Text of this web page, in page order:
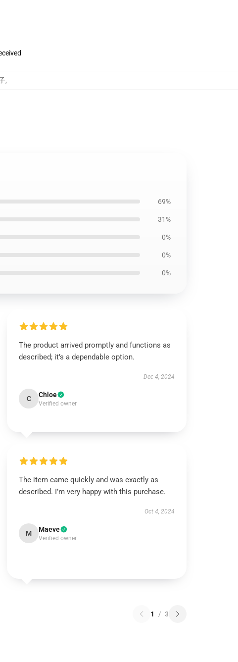
,
69%
31%
0%
0%
0%
The product arrived promptly and functions as
described; it’s a dependable option.
Dec 4, 2024
C Chloe
Verified owner
The item came quickly and was exactly as
described. I’m very happy with this purchase.
Oct 4, 2024
M Maeve
Verified owner
1 / 3